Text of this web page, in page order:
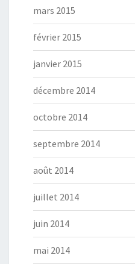
mars 2015
février 2015
janvier 2015
décembre 2014
octobre 2014
septembre 2014
août 2014
juillet 2014
juin 2014
mai 2014